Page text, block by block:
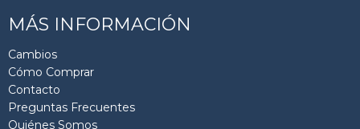
MÁS INFORMACIÓN
Cambios
Cómo Comprar
Contacto
Preguntas Frecuentes
Quiénes Somos